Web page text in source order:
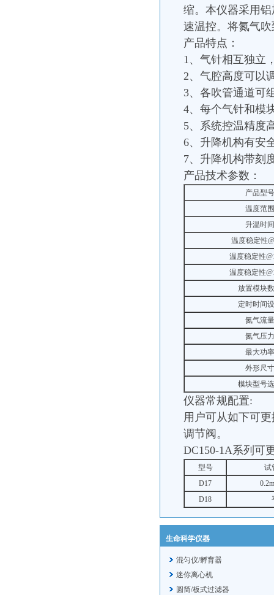
缩。本仪器采用
速温控。将氮气
产品特点：
1、气针相互独立
2、气腔高度可以
3、各吹管通道可
4、每个气针和模
5、系统控温精度
6、升降机构有安
7、升降机构带刻
产品技术参数：
产品型号
温度范围
升温时间
温度稳定性
温度稳定性
温度稳定性
放置模块
定时时间
氮气流量
氮气压力
最大功率
外形尺寸
模块型号
仪器常规配置:
用户可从如下可
调节阀。
DC150-1A系列可
型号
试
D17
D18
生命科学仪器
混匀仪/孵育器
迷你离心机
圆筒/板式过滤器